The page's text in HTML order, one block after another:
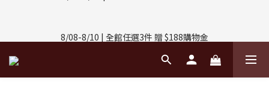
8/08-8/10 | 全館任選3件 贈 $188購物金
8/01-8/31 | 任選2件CUBOX正價商品 贈【威靈頓 / 波士頓墨鏡】
(數量有限售完不補)